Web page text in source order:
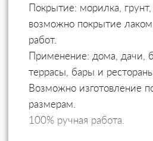
Покрытие: морилка,
возможно покрытие
работ.
Применение: дома, дачи,
террасы, бары и
Возможно изготовление
размерам.
100% ручная работа.